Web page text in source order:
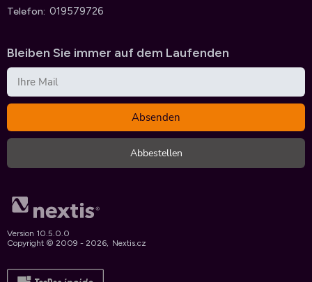
Telefon 019579726
Bleiben Sie immer auf dem Laufenden
Version 10.5.0.0
Copyright © 2009 - 2026, Nextis.cz